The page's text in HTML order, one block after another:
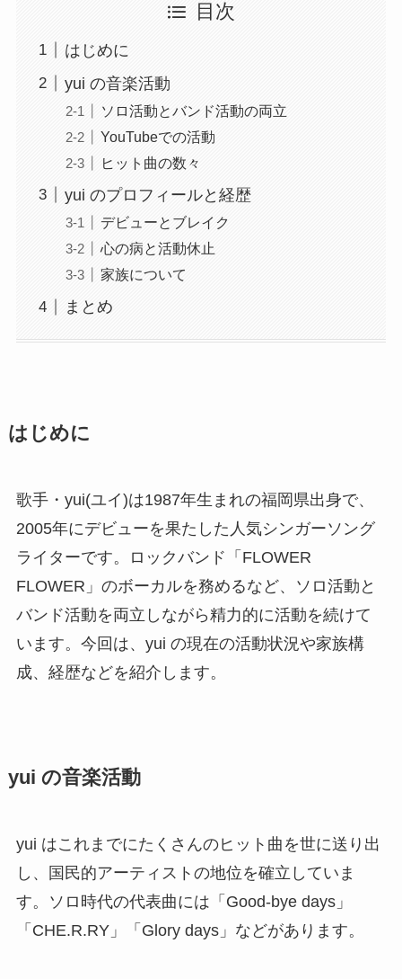
目次
はじめに
yui の音楽活動
ソロ活動とバンド活動の両立
YouTubeでの活動
ヒット曲の数々
yui のプロフィールと経歴
デビューとブレイク
心の病と活動休止
家族について
まとめ
はじめに
歌手・yui(ユイ)は1987年生まれの福岡県出身で、
2005年にデビューを果たした人気シンガーソング
ライターです。ロックバンド「FLOWER
FLOWER」のボーカルを務めるなど、ソロ活動と
バンド活動を両立しながら精力的に活動を続けて
います。今回は、yui の現在の活動状況や家族構
成、経歴などを紹介します。
yui の音楽活動
yui はこれまでにたくさんのヒット曲を世に送り出
し、国民的アーティストの地位を確立していま
す。ソロ時代の代表曲には「Good-bye days」
「CHE.R.RY」「Glory days」などがあります。